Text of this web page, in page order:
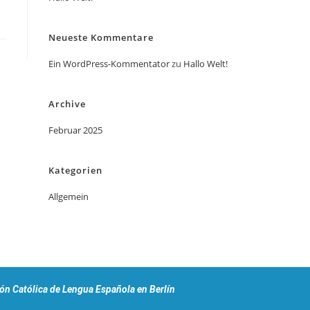
Neueste Kommentare
Ein WordPress-Kommentatorzu Hallo Welt!
Archive
Februar 2025
Kategorien
Allgemein
Católica de Lengua Española en Berlín